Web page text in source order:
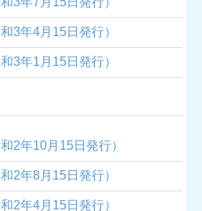
3年4月15日発行）
3年1月15日発行）
2年10月15日発行）
2年8月15日発行）
2年4月15日発行）